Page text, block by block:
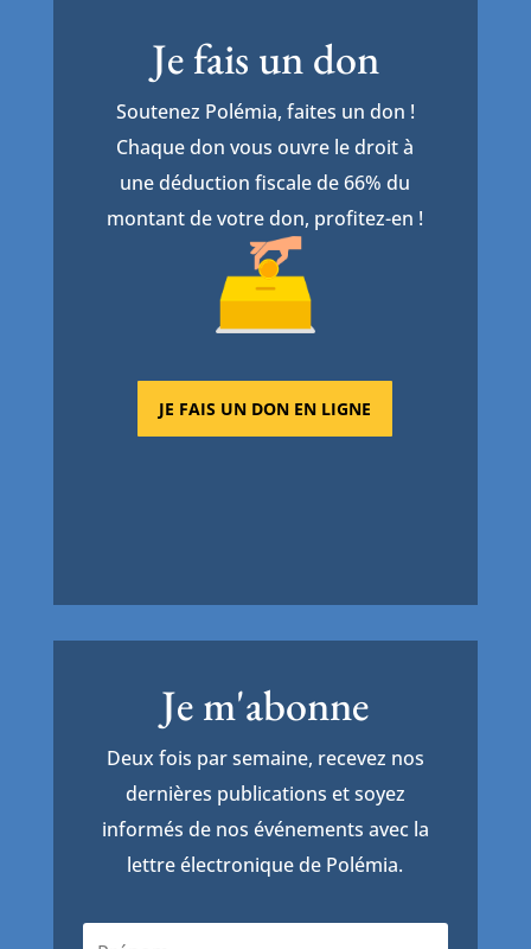
Je fais un don
Soutenez Polémia, faites un don !
Chaque don vous ouvre le droit à
une déduction fiscale de 66% du
montant de votre don, profitez-en !
JE FAIS UN DON EN LIGNE
Je m'abonne
Deux fois par semaine, recevez nos
dernières publications et soyez
informés de nos événements avec la
lettre électronique de Polémia.